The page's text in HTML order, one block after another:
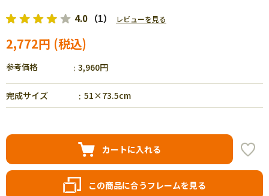
4.0 （1） レビューを見る
2,772円
参考価格 3,960円
完成サイズ 51×73.5cm
カートに入れる
この商品に合うフレームを見る